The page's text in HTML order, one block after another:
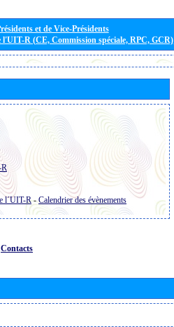
et de Vice-Présidents
l'UIT-R (CE, Commission spéciale, RPC, GCR)
l´UIT-R- Calendrier des évènements
Contacts